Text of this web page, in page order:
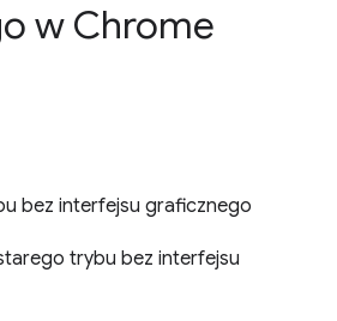
w Chrome
bez interfejsu graficznego
trybu bez interfejsu